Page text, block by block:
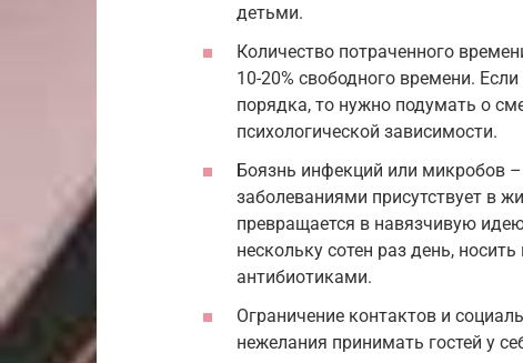
детьми.
Количество потраченного
10-20% свободного времени.
порядка, то нужно подумать о
психологической зависимости.
Боязнь инфекций или микробов
заболеваниями присутствует в
превращается в навязчивую
нескольку сотен раз день,
антибиотиками.
Ограничение контактов и
нежелания принимать гостей у